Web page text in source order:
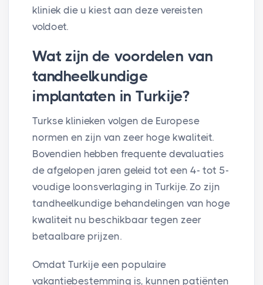
kliniek die u kiest aan deze vereisten
voldoet.
Wat zijn de voordelen van
tandheelkundige
implantaten in Turkije?
Turkse klinieken volgen de Europese
normen en zijn van zeer hoge kwaliteit.
Bovendien hebben frequente devaluaties
de afgelopen jaren geleid tot een 4- tot 5-
voudige loonsverlaging in Turkije. Zo zijn
tandheelkundige behandelingen van hoge
kwaliteit nu beschikbaar tegen zeer
betaalbare prijzen.
Omdat Turkije een populaire
vakantiebestemming is, kunnen patiënten